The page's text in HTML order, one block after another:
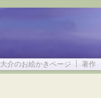
大介のお絵かきページ 著作